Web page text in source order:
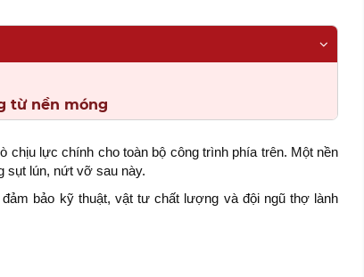
từ nền móng
chịu lực chính cho toàn bộ công trình phía trên. Một nền
sụt lún, nứt vỡ sau này.
bảo kỹ thuật, vật tư chất lượng và đội ngũ thợ lành